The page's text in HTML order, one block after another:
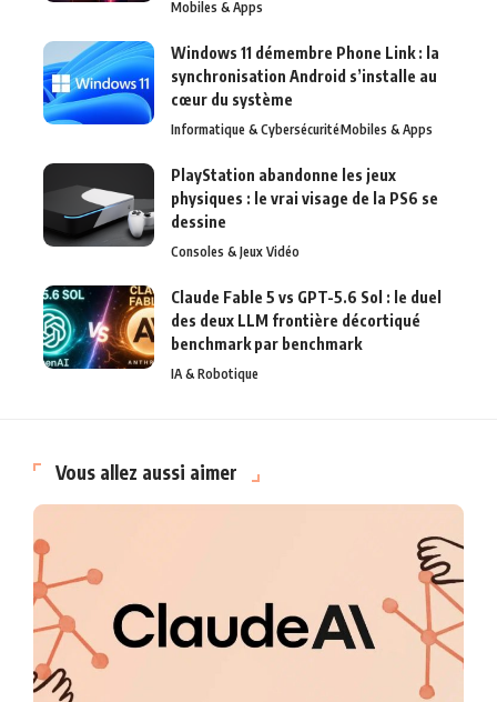
Mobiles & Apps
Windows 11 démembre Phone Link : la
synchronisation Android s’installe au
cœur du système
Informatique & CybersécuritéMobiles & Apps
PlayStation abandonne les jeux
physiques : le vrai visage de la PS6 se
dessine
Consoles & Jeux Vidéo
Claude Fable 5 vs GPT-5.6 Sol : le duel
des deux LLM frontière décortiqué
benchmark par benchmark
IA & Robotique
Vous allez aussi aimer